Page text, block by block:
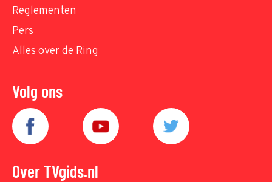
Reglementen
Pers
Alles over de Ring
Volg ons
Over TVgids.nl